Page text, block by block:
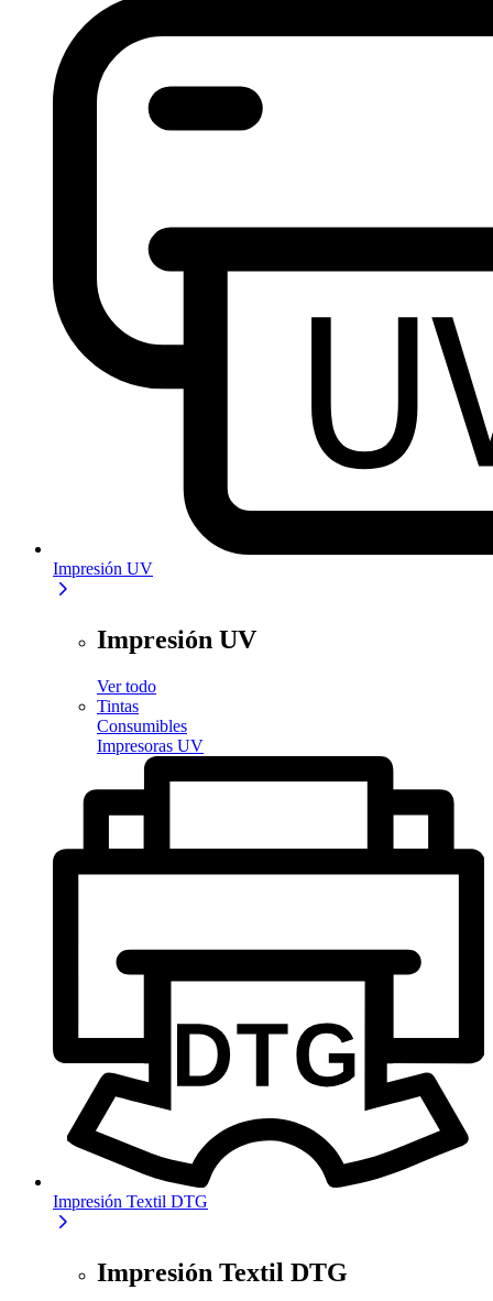
Impresión UV
Impresión UV
Ver todo
Tintas
Consumibles
Impresoras UV
Impresión Textil DTG
Impresión Textil DTG